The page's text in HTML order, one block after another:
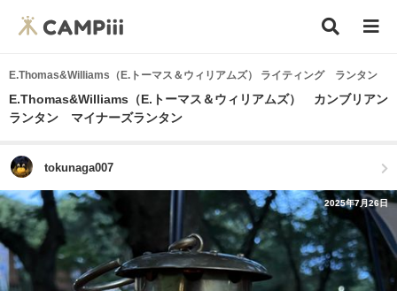
E.Thomas&Williams（E.トーマス＆ウィリアムズ） ライティング ランタン
E.Thomas&Williams（E.トーマス＆ウィリアムズ） カンブリアン
ランタン マイナーズランタン
tokunaga007
2025年7月26日